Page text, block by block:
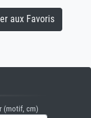
aux Favoris
(motif, cm)